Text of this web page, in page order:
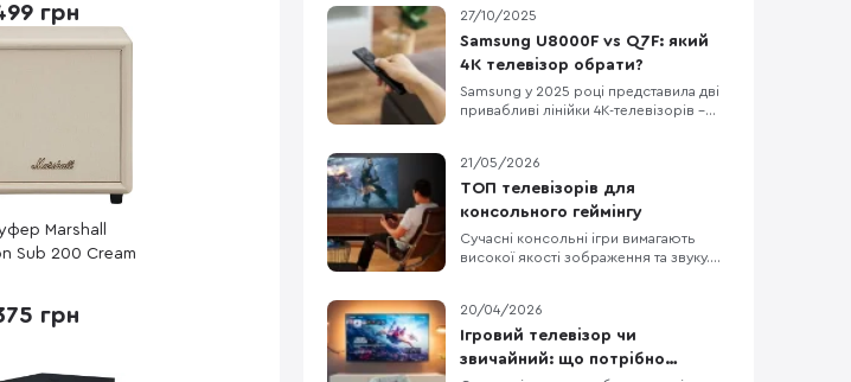
грн
Marshall
Sub 200 Cream
грн
27/10/2025
Samsung U8000F vs Q7F: який
4K телевізор обрати?
Samsung у 2025 році представила дві
привабливі лінійки 4K-телевізорів –
підходить як для невеликих кімнат, так і
для просторих віталень. Обидві серії
поєднують сучасні технології з
красивим тонким дизайном. Та постає
питання: чи
21/05/2026
ТОП телевізорів для
консольного геймінгу
Сучасні консольні ігри вимагають
високої якості зображення та звуку.
підтримка технології HDR робить
кольори насиченішими і яскравішими.
Висока частота оновлення кадрів
забезпечує плавну картинку без
20/04/2026
Ігровий телевізор чи
звичайний: що потрібно